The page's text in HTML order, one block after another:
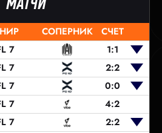
СОПЕРНИК
СЧЕТ
7
1:1
7
2:2
7
0:0
7
4:2
7
2:2